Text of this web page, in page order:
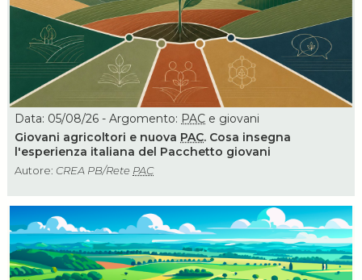
Data: 05/08/26 - Argomento: PAC e giovani
Giovani agricoltori e nuova PAC. Cosa insegna
l'esperienza italiana del Pacchetto giovani
Autore: CREA PB/Rete PAC